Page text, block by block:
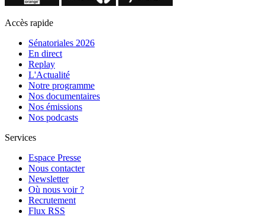
Accès rapide
Sénatoriales 2026
En direct
Replay
L'Actualité
Notre programme
Nos documentaires
Nos émissions
Nos podcasts
Services
Espace Presse
Nous contacter
Newsletter
Où nous voir ?
Recrutement
Flux RSS